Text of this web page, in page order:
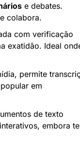
e debates.
colabora.
com verificação
exatidão. Ideal
permite
em
de texto
embora